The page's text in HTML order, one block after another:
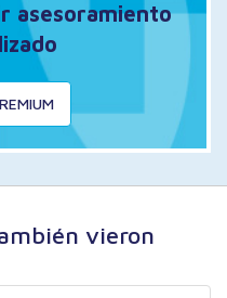
asesoramiento
vieron